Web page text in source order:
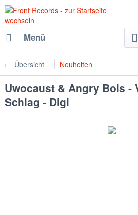
Menü
Übersicht Neuheiten
Uwocaust & Angry Bois -
Schlag - Digi